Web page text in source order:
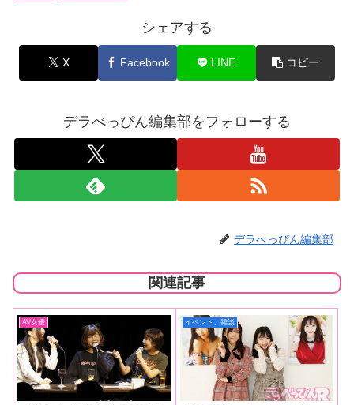
シェアする
X Facebook LINE コピー
デラべっぴん編集部をフォローする
デラべっぴん編集部
関連記事
AV女優 イベント、雑談